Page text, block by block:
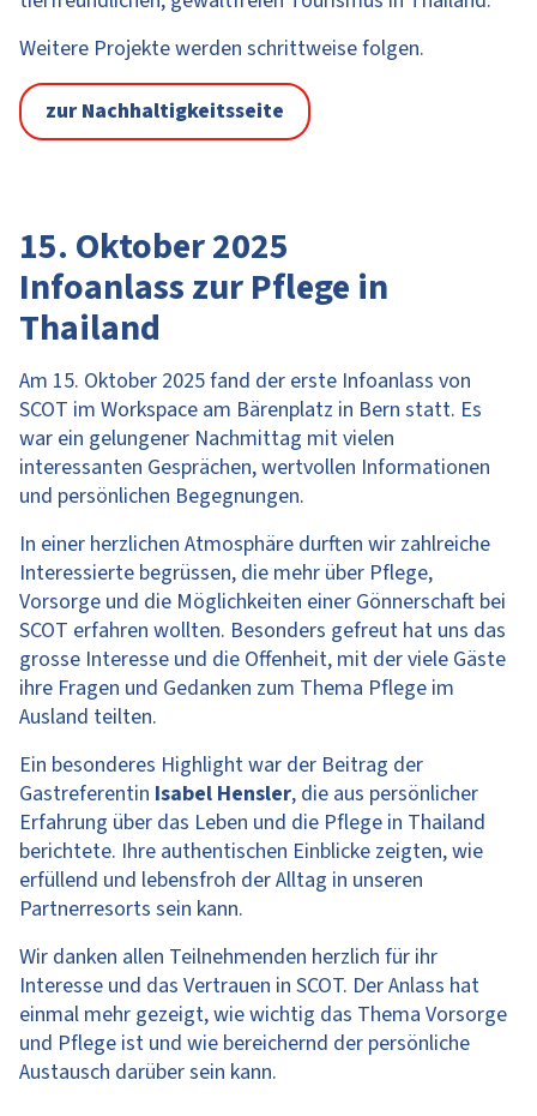
Weitere Projekte werden schrittweise folgen.
zur Nachhaltigkeitsseite
15. Oktober 2025
Infoanlass zur Pflege in
Thailand
Am 15. Oktober 2025 fand der erste Infoanlass von
SCOT im Workspace am Bärenplatz in Bern statt. Es
war ein gelungener Nachmittag mit vielen
interessanten Gesprächen, wertvollen Informationen
und persönlichen Begegnungen.
In einer herzlichen Atmosphäre durften wir zahlreiche
Interessierte begrüssen, die mehr über Pflege,
Vorsorge und die Möglichkeiten einer Gönnerschaft bei
SCOT erfahren wollten. Besonders gefreut hat uns das
grosse Interesse und die Offenheit, mit der viele Gäste
ihre Fragen und Gedanken zum Thema Pflege im
Ausland teilten.
Ein besonderes Highlight war der Beitrag der
Gastreferentin Isabel Hensler, die aus persönlicher
Erfahrung über das Leben und die Pflege in Thailand
berichtete. Ihre authentischen Einblicke zeigten, wie
erfüllend und lebensfroh der Alltag in unseren
Partnerresorts sein kann.
Wir danken allen Teilnehmenden herzlich für ihr
Interesse und das Vertrauen in SCOT. Der Anlass hat
einmal mehr gezeigt, wie wichtig das Thema Vorsorge
und Pflege ist und wie bereichernd der persönliche
Austausch darüber sein kann.